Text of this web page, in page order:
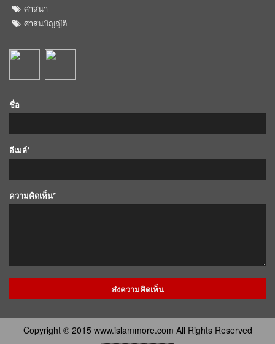
ศาสนา
ศาสนบัญญัติ
ชื่อ
อีเมล์*
ความคิดเห็น*
Copyright © 2015 www.islammore.com All Rights Reserved